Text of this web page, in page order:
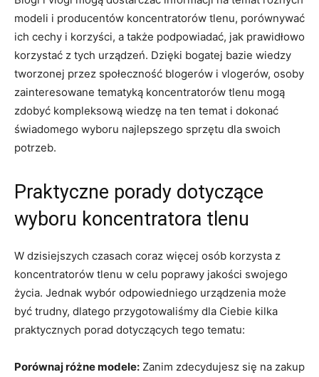
modeli i producentów koncentratorów tlenu, porównywać
ich cechy i korzyści, a także podpowiadać, jak prawidłowo
korzystać z tych urządzeń. Dzięki bogatej bazie wiedzy
tworzonej przez społeczność blogerów i vlogerów, osoby
zainteresowane tematyką koncentratorów tlenu ⁢mogą⁢
zdobyć kompleksową wiedzę na ten temat⁤ i dokonać
świadomego wyboru najlepszego sprzętu dla swoich
potrzeb.
Praktyczne porady dotyczące
wyboru koncentratora tlenu
W dzisiejszych czasach coraz ⁢więcej osób korzysta z
koncentratorów ⁣tlenu w celu poprawy jakości swojego
życia. Jednak ⁢wybór odpowiedniego urządzenia może
być trudny, dlatego przygotowaliśmy dla Ciebie kilka
praktycznych porad dotyczących⁢ tego tematu:
Porównaj różne modele: Zanim zdecydujesz się⁣ na zakup